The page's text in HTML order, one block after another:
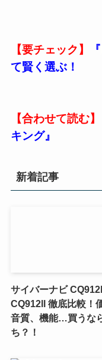
【要チェック】
て賢く選ぶ！
【合わせて読む】
キング』
新着記事
サイバーナビ
CQ912ll 徹底比較！
音質、機能…買うな
ち？！